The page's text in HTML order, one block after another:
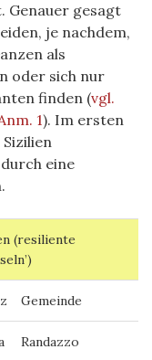
Genauer gesagt
je nachdem,
als
oder sich nur
finden (vgl.
1). Im ersten
eine
(resiliente
Gemeinde
Randazzo